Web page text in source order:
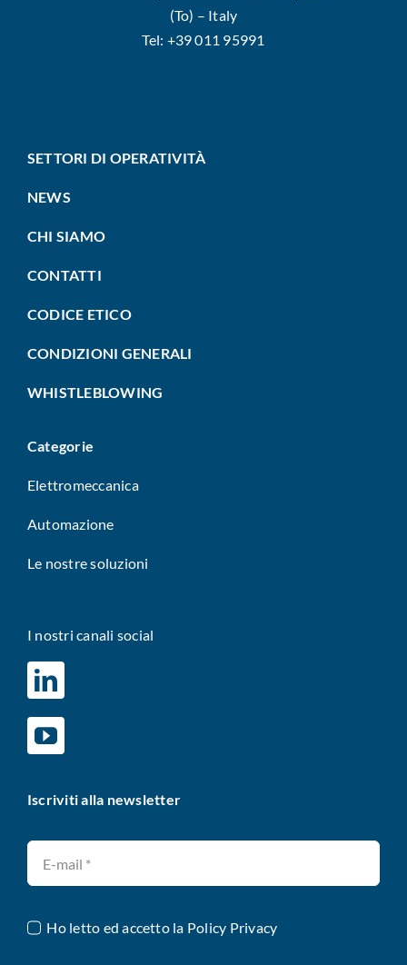
(To) – Italy
Tel: +39 011 95991
SETTORI DI OPERATIVITÀ
NEWS
CHI SIAMO
CONTATTI
CODICE ETICO
CONDIZIONI GENERALI
WHISTLEBLOWING
Categorie
Elettromeccanica
Automazione
Le nostre soluzioni
I nostri canali social
Iscriviti alla newsletter
Ho letto ed accetto la Policy Privacy